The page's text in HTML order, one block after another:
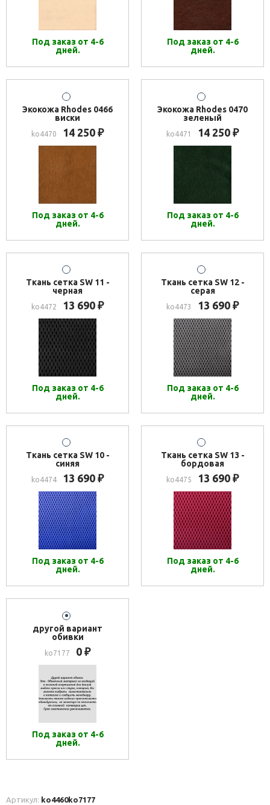
Под заказ от 4-6
дней.
Под заказ от 4-6
дней.
Экокожа Rhodes 0466
виски
ko4470 14 250 ₽
Под заказ от 4-6
дней.
Экокожа Rhodes 0470
зеленый
ko4471 14 250 ₽
Под заказ от 4-6
дней.
Ткань сетка SW 11 -
черная
ko4472 13 690 ₽
Под заказ от 4-6
дней.
Ткань сетка SW 12 -
серая
ko4473 13 690 ₽
Под заказ от 4-6
дней.
Ткань сетка SW 10 -
синяя
ko4474 13 690 ₽
Под заказ от 4-6
дней.
Ткань сетка SW 13 -
бордовая
ko4475 13 690 ₽
Под заказ от 4-6
дней.
другой вариант
обивки
ko7177 0 ₽
Под заказ от 4-6
дней.
Артикул: ko4460ko7177